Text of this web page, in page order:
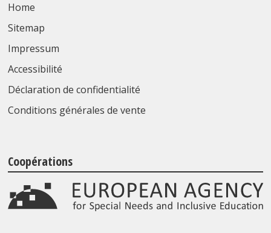
Home
Sitemap
Impressum
Accessibilité
Déclaration de confidentialité
Conditions générales de vente
Coopérations